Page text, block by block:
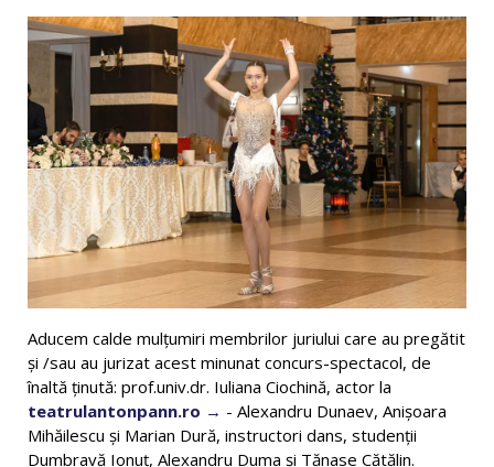
Aducem calde mulțumiri membrilor juriului care au pregătit
și /sau au jurizat acest minunat concurs-spectacol, de
înaltă ținută: prof.univ.dr. Iuliana Ciochină, actor la
teatrulantonpann.ro
- Alexandru Dunaev, Anișoara
Mihăilescu și Marian Dură, instructori dans, studenții
Dumbravă Ionuț, Alexandru Duma și Tănase Cătălin.